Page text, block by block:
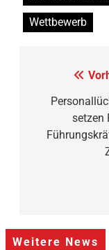
Wettbewerb
setzen
Weitere News